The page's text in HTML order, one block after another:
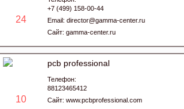
24
+7 (499) 158-00-44
Email: director@gamma-center.ru
Сайт: gamma-center.ru
10
pcb professional
Телефон:
88123465412
Сайт: www.pcbprofessional.com